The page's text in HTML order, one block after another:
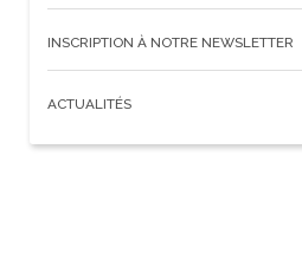
INSCRIPTION À NOTRE NEWSLETTER
ACTUALITÉS